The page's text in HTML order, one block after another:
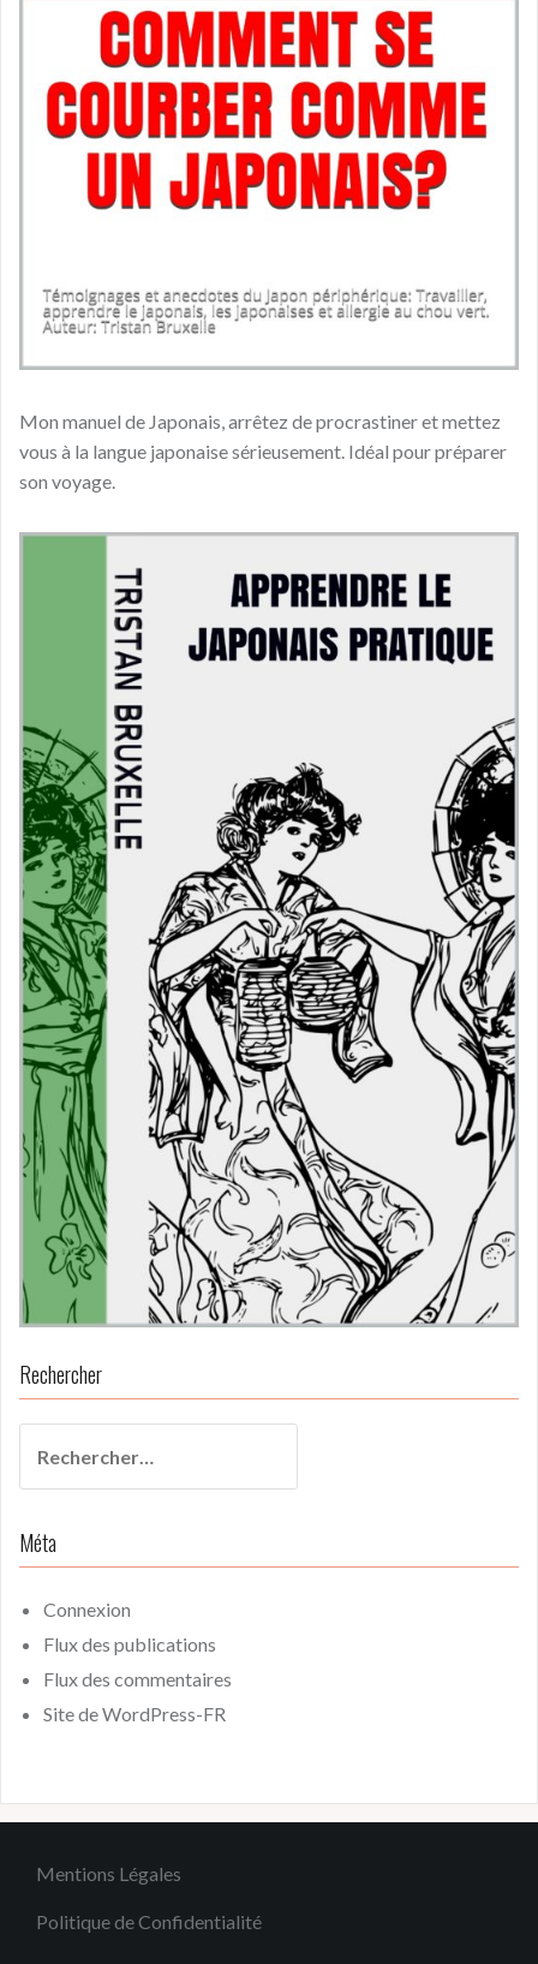
Mon manuel de Japonais, arrêtez de procrastiner et mettez
vous à la langue japonaise sérieusement. Idéal pour préparer
son voyage.
Rechercher
Méta
Connexion
Flux des publications
Flux des commentaires
Site de WordPress-FR
Mentions Légales
Politique de Confidentialité